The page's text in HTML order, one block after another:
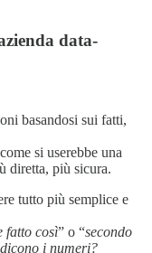
data-
basandosi sui fatti,
si userebbe una
diretta, più sicura.
tutto più semplice e
fatto così” o “secondo
i numeri?